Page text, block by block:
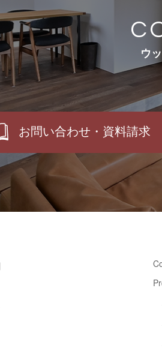
ウ
お問い合わせ・資料請求